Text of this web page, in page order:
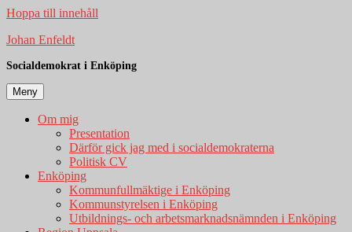
Hoppa till innehåll
Johan Enfeldt
Socialdemokrat i Enköping
Meny
Om mig
Presentation
Därför gick jag med i socialdemokraterna
Politisk CV
Enköping
Kommunfullmäktige i Enköping
Kommunstyrelsen i Enköping
Utbildnings- och arbetsmarknadsnämnden i Enköping